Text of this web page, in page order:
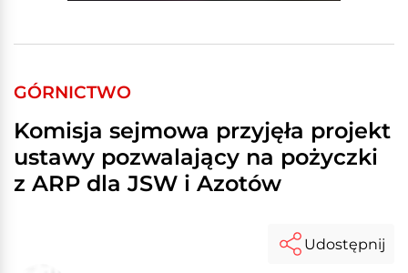
GÓRNICTWO
Komisja sejmowa przyjęła projekt
ustawy pozwalający na pożyczki
z ARP dla JSW i Azotów
Udostępnij